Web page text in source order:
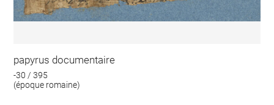
papyrus documentaire
-30 / 395
(époque romaine)